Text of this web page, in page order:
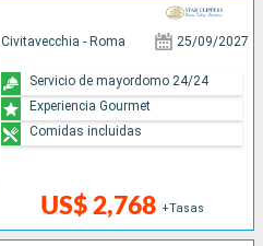
Civitavecchia - Roma 25/09/2027
US$ 2,768 +Tasas
Servicio de mayordomo 24/24
Experiencia Gourmet
Comidas incluidas